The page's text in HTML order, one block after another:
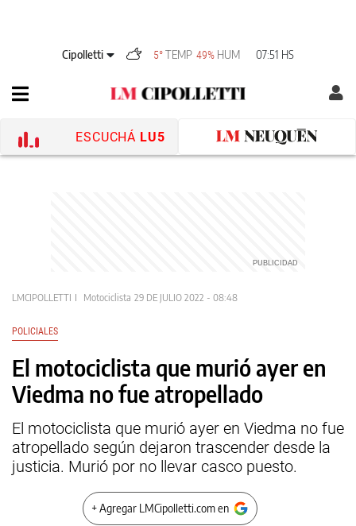
Cipolletti 5°TEMP 49% HUM 07:51 HS
ESCUCHÁ LU5
LMCIPOLLETTI Motociclista 29 DE JULIO 2022 - 08:48
POLICIALES
El motociclista que murió ayer en
Viedma no fue atropellado
El motociclista que murió ayer en Viedma no fue
atropellado según dejaron trascender desde la
justicia. Murió por no llevar casco puesto.
+ Agregar LMCipolletti.com en